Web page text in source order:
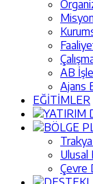
AB
Ajans
EĞİTİMLER
YATIRIM
BÖLGE
Ulusal
Çevre